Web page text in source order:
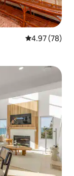
Meánrátáil
4.97 (78)